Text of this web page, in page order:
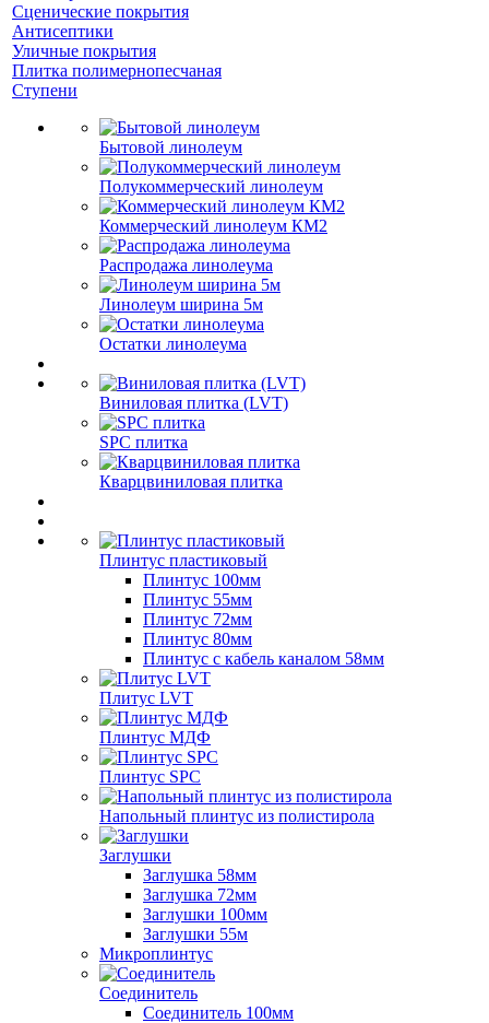
Сценические покрытия
Антисептики
Уличные покрытия
Плитка полимернопесчаная
Ступени
Бытовой линолеум
Полукоммерческий линолеум
Коммерческий линолеум КМ2
Распродажа линолеума
Линолеум ширина 5м
Остатки линолеума
Виниловая плитка (LVT)
SPC плитка
Кварцвиниловая плитка
Плинтус пластиковый
Плинтус 100мм
Плинтус 55мм
Плинтус 72мм
Плинтус 80мм
Плинтус с кабель каналом 58мм
Плитус LVT
Плинтус МДФ
Плинтус SPC
Напольный плинтус из полистирола
Заглушки
Заглушка 58мм
Заглушка 72мм
Заглушки 100мм
Заглушки 55м
Микроплинтус
Соединитель
Соединитель 100мм